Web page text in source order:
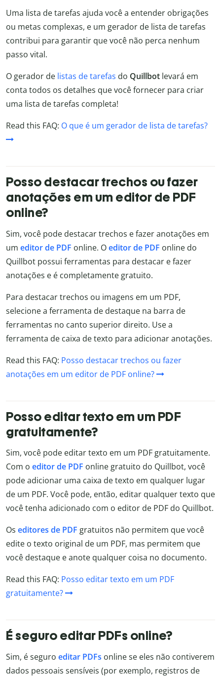
Uma lista de tarefas ajuda você a entender obrigações
ou metas complexas, e um gerador de lista de tarefas
contribui para garantir que você não perca nenhum
passo vital.
O gerador de listas de tarefas do Quillbot levará em
conta todos os detalhes que você fornecer para criar
uma lista de tarefas completa!
Read this FAQ: O que é um gerador de lista de tarefas?
Posso destacar trechos ou fazer
anotações em um editor de PDF
online?
Sim, você pode destacar trechos e fazer anotações em
um editor de PDF online. Oeditor de PDF online do
Quillbot possui ferramentas para destacar e fazer
anotações e é completamente gratuito.
Para destacar trechos ou imagens em um PDF,
selecione a ferramenta de destaque na barra de
ferramentas no canto superior direito. Use a
ferramenta de caixa de texto para adicionar anotações.
Read this FAQ: Posso destacar trechos ou fazer
anotações em um editor de PDF online?
Posso editar texto em um PDF
gratuitamente?
Sim, você pode editar texto em um PDF gratuitamente.
Com o editor de PDF online gratuito do Quillbot, você
pode adicionar uma caixa de texto em qualquer lugar
de um PDF. Você pode, então, editar qualquer texto que
você tenha adicionado com o editor de PDF do Quillbot.
Os editores de PDF gratuitos não permitem que você
edite o texto original de um PDF, mas permitem que
você destaque e anote qualquer coisa no documento.
Read this FAQ: Posso editar texto em um PDF
gratuitamente?
É seguro editar PDFs online?
Sim, é seguro editar PDFs online se eles não contiverem
dados pessoais sensíveis (por exemplo, registros de